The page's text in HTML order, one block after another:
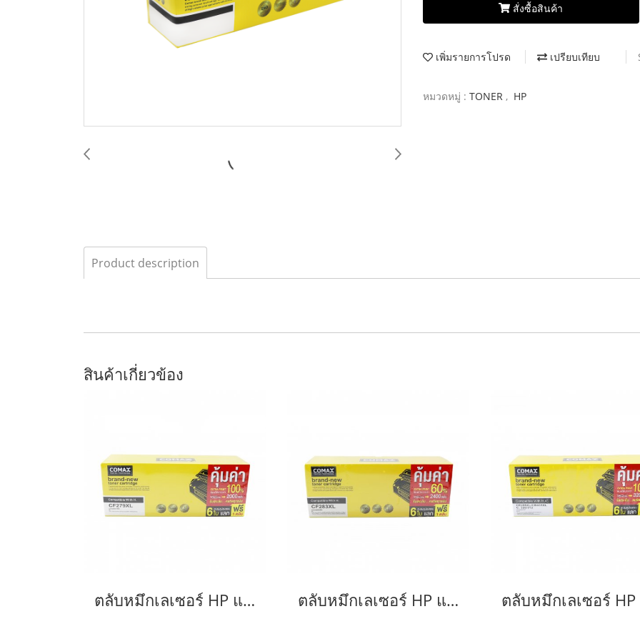
สั่งซื้อสินค้า
เพิ่มรายการโปรด เปรียบเทียบ
หมวดหมู่ : TONER , HP
Product description
สินค้าเกี่ยวข้อง
ตลับหมึกเลเซอร์ HP และ Canon รุ่น CF279A JUMBO ตลับหมึกเลเซอร์ HP และ Canon รุ่น CF283A JUMBO